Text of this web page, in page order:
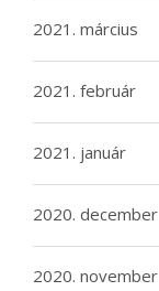
2021. március
2021. február
2021. január
2020. december
2020. november